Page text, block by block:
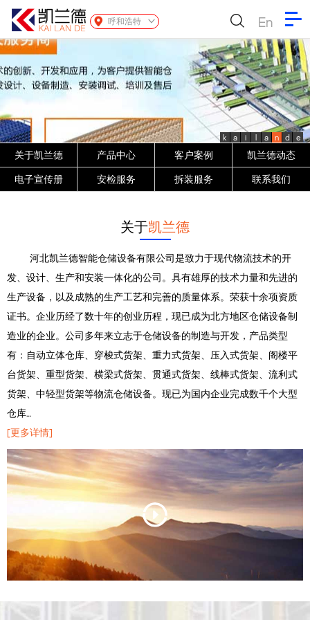
呼和浩特 En
k a i l a n d e
关于凯兰德 产品中心 客户案例 凯兰德动态
电子宣传册 安检服务 拆装服务 联系我们
关于凯兰德
河北凯兰德智能仓储设备有限公司是致力于现代物流技术的开
发、设计、生产和安装一体化的公司。具有雄厚的技术力量和先进的
生产设备，以及成熟的生产工艺和完善的质量体系。荣获十余项资质
证书。企业历经了数十年的创业历程，现已成为北方地区仓储设备制
造业的企业。公司多年来立志于仓储设备的制造与开发，产品类型
有：自动立体仓库、穿梭式货架、重力式货架、压入式货架、阁楼平
台货架、重型货架、横梁式货架、贯通式货架、线棒式货架、流利式
货架、中轻型货架等物流仓储设备。现已为国内企业完成数千个大型
仓库…
[更多详情]